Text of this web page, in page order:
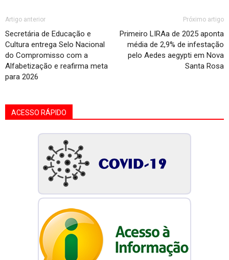
Artigo anterior
Secretária de Educação e
Cultura entrega Selo Nacional
do Compromisso com a
Alfabetização e reafirma meta
para 2026
Próximo artigo
Primeiro LIRAa de 2025 aponta
média de 2,9% de infestação
pelo Aedes aegypti em Nova
Santa Rosa
ACESSO RÁPIDO